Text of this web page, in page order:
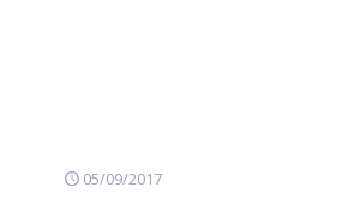
05/09/2017